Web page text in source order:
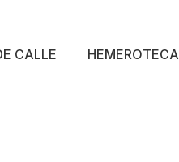
CALLE HEMEROTECA